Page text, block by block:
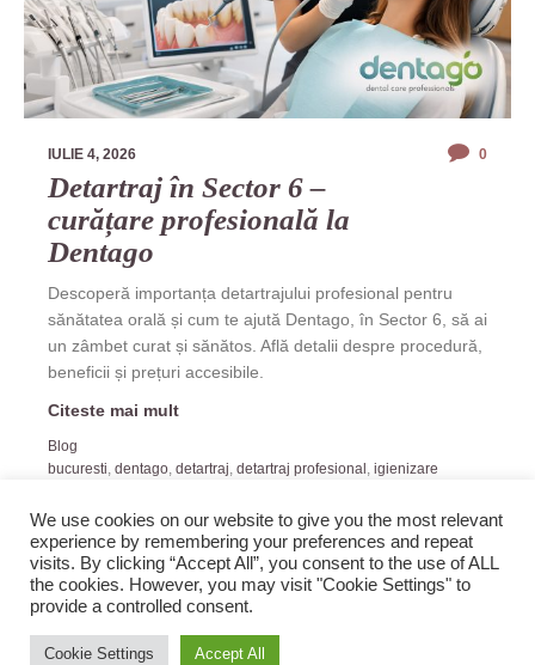
IULIE 4, 2026 0
Detartraj în Sector 6 –
curățare profesională la
Dentago
Descoperă importanța detartrajului profesional pentru
sănătatea orală și cum te ajută Dentago, în Sector 6, să ai
un zâmbet curat și sănătos. Află detalii despre procedură,
beneficii și prețuri accesibile.
Citeste mai mult
Blog
bucuresti, dentago, detartraj, detartraj profesional , igienizare
2019 Zopi.ro -Blog de Veselie! All rights reserved.
We use cookies on our website to give you the most relevant
experience by remembering your preferences and repeat
visits. By clicking “Accept All”, you consent to the use of ALL
the cookies. However, you may visit "Cookie Settings" to
provide a controlled consent.
Cookie Settings Accept All